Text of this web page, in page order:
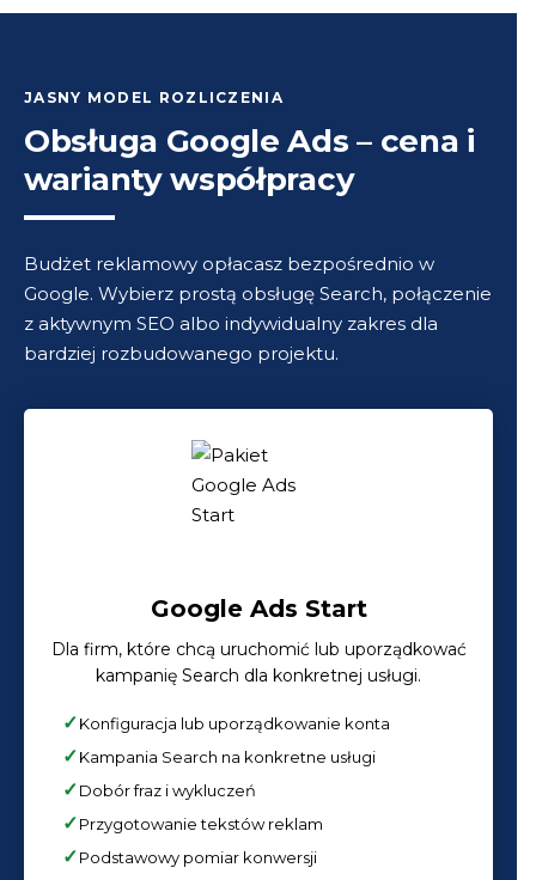
JASNY MODEL ROZLICZENIA
Obsługa Google Ads – cena i
warianty współpracy
Budżet reklamowy opłacasz bezpośrednio w
Google. Wybierz prostą obsługę Search, połączenie
z aktywnym SEO albo indywidualny zakres dla
bardziej rozbudowanego projektu.
Google Ads Start
Dla firm, które chcą uruchomić lub uporządkować
kampanię Search dla konkretnej usługi.
Konfiguracja lub uporządkowanie konta
Kampania Search na konkretne usługi
Dobór fraz i wykluczeń
Przygotowanie tekstów reklam
Podstawowy pomiar konwersji